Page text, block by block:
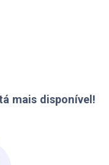
mais disponível!